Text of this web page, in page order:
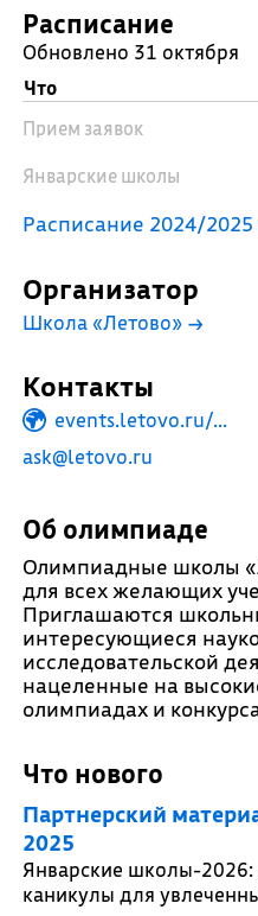
Расписание
Обновлено 31 октября
Что
Прием заявок
Январские школы
Расписание 2024/
Организатор
Школа «Летово» →
Контакты
events.letovo.ru/...
ask@letovo.ru
Об олимпиаде
Олимпиадные школы
для всех желающих
Приглашаются
интересующиеся
исследовательской
нацеленные на
олимпиадах и
Что нового
Партнерский
2025
Январские школы-
каникулы для